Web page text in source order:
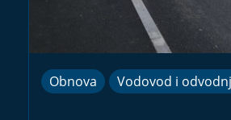
Obnova Vodovod i